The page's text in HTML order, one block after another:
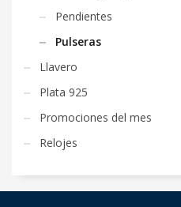
Pendientes
Pulseras
Llavero
Plata 925
Promociones del mes
Relojes